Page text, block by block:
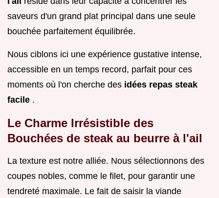
saveurs d'un grand plat principal dans une seule
bouchée parfaitement équilibrée.
Nous ciblons ici une expérience gustative intense,
accessible en un temps record, parfait pour ces
moments où l'on cherche des idées repas steak
facile .
Le Charme Irrésistible des
Bouchées de steak au beurre à l'ail
La texture est notre alliée. Nous sélectionnons des
coupes nobles, comme le filet, pour garantir une
tendreté maximale. Le fait de saisir la viande